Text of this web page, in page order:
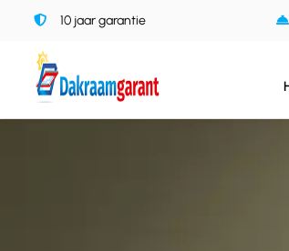
inhoud
10 jaar garantie